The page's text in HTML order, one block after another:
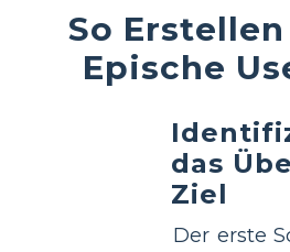
So
Epische
das
Ziel
Der erste